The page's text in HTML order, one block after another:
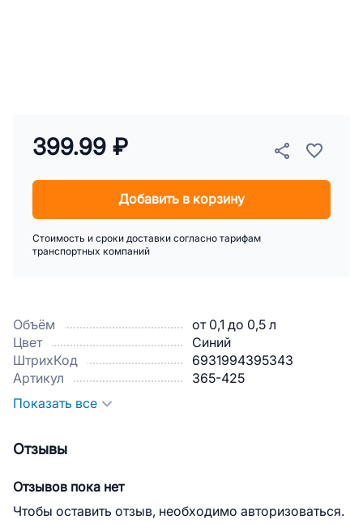
Объём
от 0,1 до 0,5 л
Цвет
Синий
ШтрихКод
6931994395343
Артикул
365-425
Показать все
399.99 ₽
Добавить в корзину
Стоимость и сроки доставки согласно тарифам
транспортных компаний
Отзывы
Отзывов пока нет
Чтобы оставить отзыв, необходимо авторизоваться.